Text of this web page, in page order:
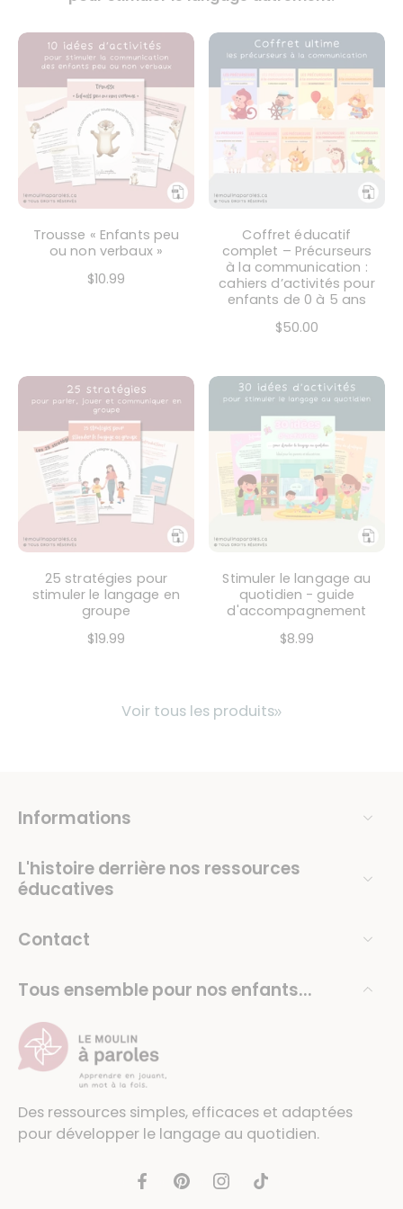
Trousse « Enfants peu
ou non verbaux »
$10.99
Coffret éducatif
complet – Précurseurs
à la communication :
cahiers d’activités pour
enfants de 0 à 5 ans
$50.00
25 stratégies pour
stimuler le langage en
groupe
$19.99
Stimuler le langage au
quotidien - guide
d'accompagnement
$8.99
Voir tous les produits
Informations
L'histoire derrière nos ressources
éducatives
Contact
Tous ensemble pour nos enfants...
Des ressources simples, efficaces et adaptées
pour développer le langage au quotidien.